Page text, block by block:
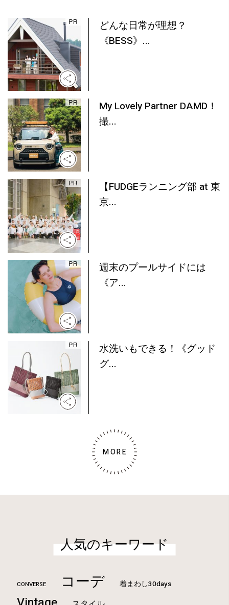
どんな日常が理想？
《BESS》...
My Lovely Partner DAMD！
撮...
【FUDGEランニング部 at 東
京...
週末のプールサイドには
《ア...
水洗いもできる！《グッド
グ...
MORE
人気のキーワード
CONVERSE コーデ 着まわし30days